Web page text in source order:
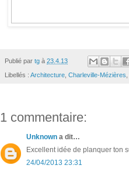
Publié par tg à 23.4.13
Libellés : Architecture Charleville-Mézières
1 commentaire:
Unknown a dit…
Excellent idée de planquer ton
24/04/2013 23:31